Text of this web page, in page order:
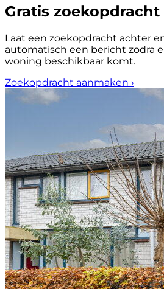
Gratis zoekopdracht
Laat een zoekopdracht achter
automatisch een bericht zodra
woning beschikbaar komt.
Zoekopdracht aanmaken ›